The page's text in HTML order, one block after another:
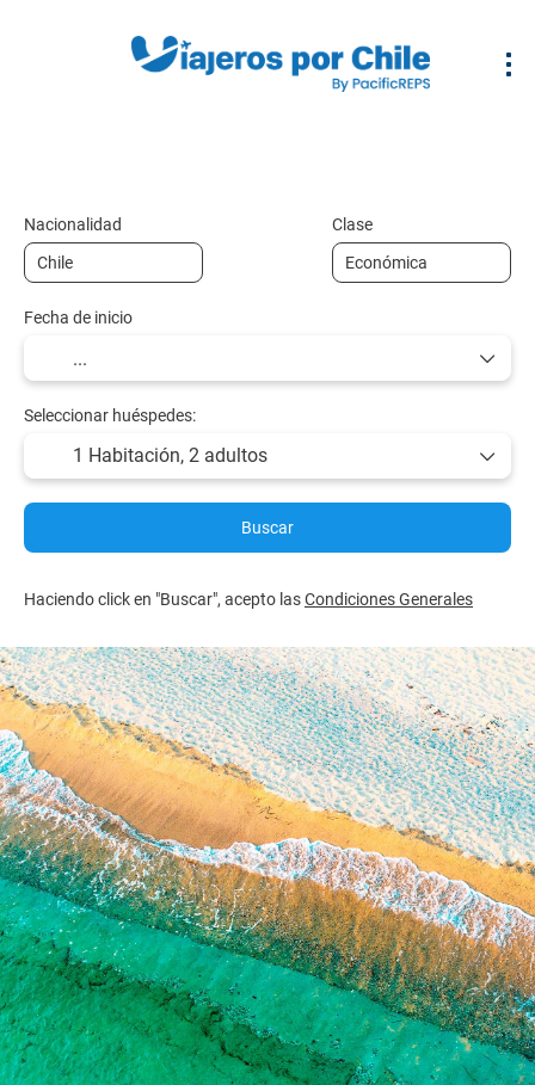
Nacionalidad Clase
Fecha de inicio
Seleccionar huéspedes:
1 Habitación, 2 adultos
Buscar
Haciendo click en "Buscar", acepto lasCondiciones Generales